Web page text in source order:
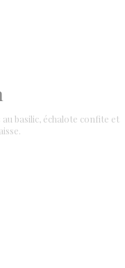
basilic, échalote confite et